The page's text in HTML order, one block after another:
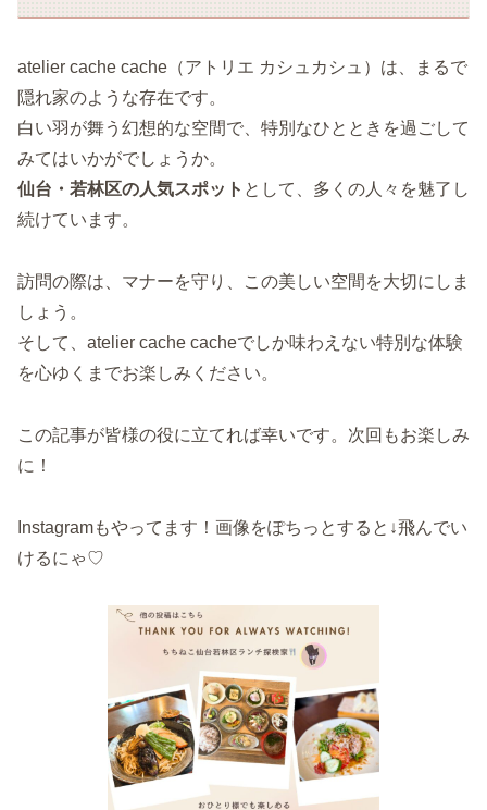
atelier cache cache（アトリエ カシュカシュ）は、まるで
隠れ家のような存在です。
白い羽が舞う幻想的な空間で、特別なひとときを過ごして
みてはいかがでしょうか。
仙台・若林区の人気スポット として、多くの人々を魅了し
続けています。
訪問の際は、マナーを守り、この美しい空間を大切にしま
しょう。
そして、atelier cache cacheでしか味わえない特別な体験
を心ゆくまでお楽しみください。
この記事が皆様の役に立てれば幸いです。次回もお楽しみ
に！
Instagramもやってます！画像をぽちっとすると↓飛んでい
けるにゃ♡